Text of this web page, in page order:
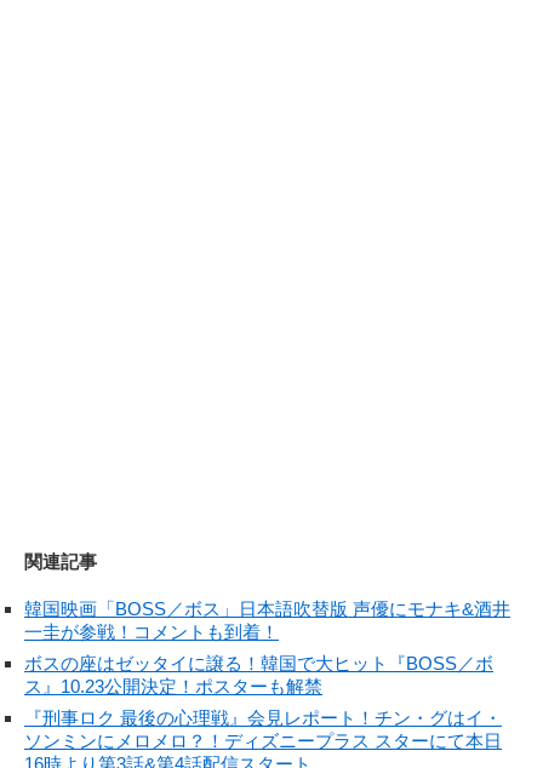
関連記事
韓国映画「BOSS／ボス」日本語吹替版 声優にモナキ&酒井
一圭が参戦！コメントも到着！
ボスの座はゼッタイに譲る！韓国で大ヒット『BOSS／ボ
ス』10.23公開決定！ポスターも解禁
『刑事ロク 最後の心理戦』会見レポート！チン・グはイ・
ソンミンにメロメロ？！ディズニープラス スターにて本日
16時より第3話&第4話配信スタート